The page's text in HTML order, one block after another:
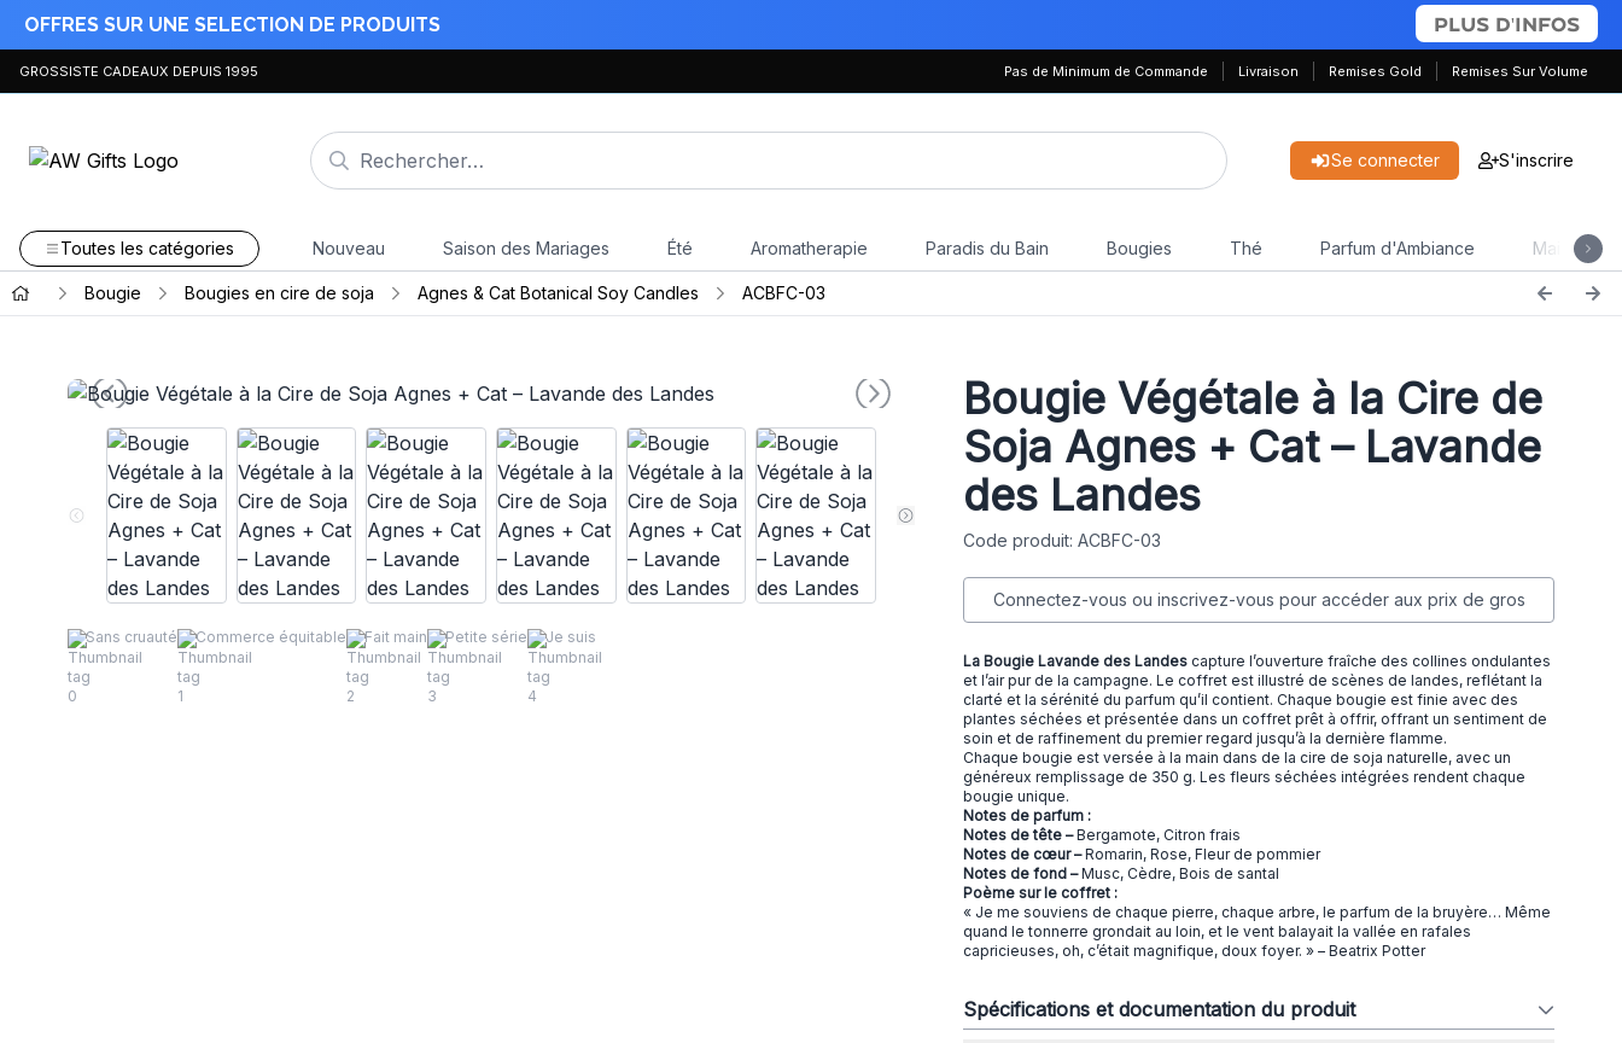
OFFRES SUR UNE SELECTION DE PRODUITS PLUS D'INFOS
GROSSISTE CADEAUX DEPUIS 1995 Pas de Minimum de Commande Livraison Remises Gold Remises Sur Volume
Se connecter S'inscrire
Toutes les catégories Nouveau Saison des Mariages Été Aromatherapie Paradis du Bain Bougies Thé Parfum d'Ambiance Maison &
Bougie Bougies en cire de soja Agnes & Cat Botanical Soy Candles ACBFC-03
Sans cruauté Commerce équitable Fait main Petite série Je suis
Bougie Végétale à la Cire de
Soja Agnes + Cat – Lavande
des Landes
Code produit: ACBFC-03
Connectez-vous ou inscrivez-vous pour accéder aux prix de gros
La Bougie Lavande des Landes capture l’ouverture fraîche des collines ondulantes
et l’air pur de la campagne. Le coffret est illustré de scènes de landes, reflétant la
clarté et la sérénité du parfum qu’il contient. Chaque bougie est finie avec des
plantes séchées et présentée dans un coffret prêt à offrir, offrant un sentiment de
soin et de raffinement du premier regard jusqu’à la dernière flamme.
Chaque bougie est versée à la main dans de la cire de soja naturelle, avec un
généreux remplissage de 350 g. Les fleurs séchées intégrées rendent chaque
bougie unique.
Notes de parfum :
Notes de tête –Bergamote, Citron frais
Notes de cœur –Romarin, Rose, Fleur de pommier
Notes de fond –Musc, Cèdre, Bois de santal
Poème sur le coffret :
« Je me souviens de chaque pierre, chaque arbre, le parfum de la bruyère… Même
quand le tonnerre grondait au loin, et le vent balayait la vallée en rafales
capricieuses, oh, c’était magnifique, doux foyer. » – Beatrix Potter
Spécifications et documentation du produit